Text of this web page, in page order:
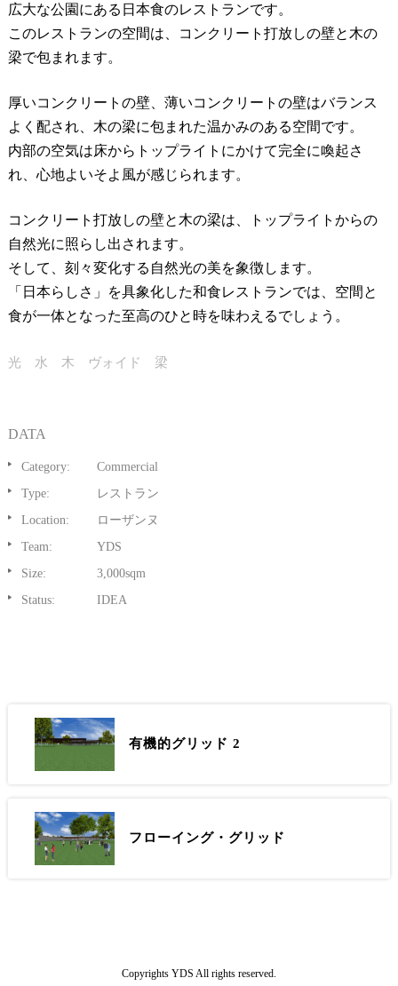
広大な公園にある日本食のレストランです。
このレストランの空間は、コンクリート打放しの壁と木の
梁で包まれます。
厚いコンクリートの壁、薄いコンクリートの壁はバランス
よく配され、木の梁に包まれた温かみのある空間です。
内部の空気は床からトップライトにかけて完全に喚起さ
れ、心地よいそよ風が感じられます。
コンクリート打放しの壁と木の梁は、トップライトからの
自然光に照らし出されます。
そして、刻々変化する自然光の美を象徴します。
「日本らしさ」を具象化した和食レストランでは、空間と
食が一体となった至高のひと時を味わえるでしょう。
光 水 木 ヴォイド 梁
DATA
Category:
Commercial
Type:
レストラン
Location:
ローザンヌ
Team:
YDS
Size:
3,000sqm
Status:
IDEA
有機的グリッド 2
フローイング・グリッド
Copyrights YDS All rights reserved.